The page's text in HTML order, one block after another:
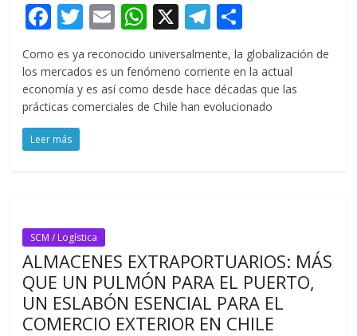
F
e
b
o
o
T
itt
er
E
m
ai
l
W
h
at
s
A
X T
el
e
gr
a
o
m
p
ar
Como es ya reconocido universalmente, la globalización de
los mercados es un fenómeno corriente en la actual
economía y es así como desde hace décadas que las
prácticas comerciales de Chile han evolucionado
Leer más
SCM / Logística
ALMACENES EXTRAPORTUARIOS: MÁS
QUE UN PULMÓN PARA EL PUERTO,
UN ESLABÓN ESENCIAL PARA EL
COMERCIO EXTERIOR EN CHILE